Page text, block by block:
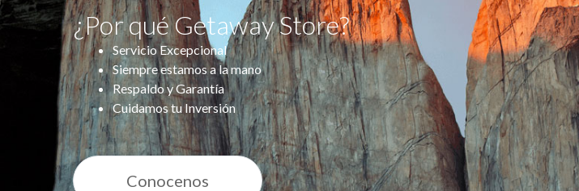
¿Por qué Getaway Store?
Servicio Excepcional
Siempre estamos a la mano
Respaldo y Garantía
Cuidamos tu Inversión
Conocenos